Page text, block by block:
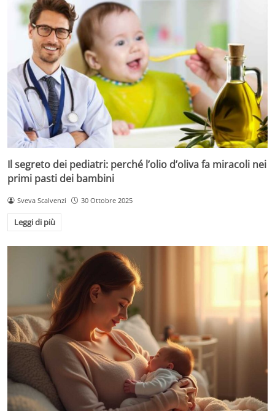
Il segreto dei pediatri: perché l’olio d’oliva fa miracoli nei
primi pasti dei bambini
Sveva Scalvenzi 30 Ottobre 2025
Leggi di più